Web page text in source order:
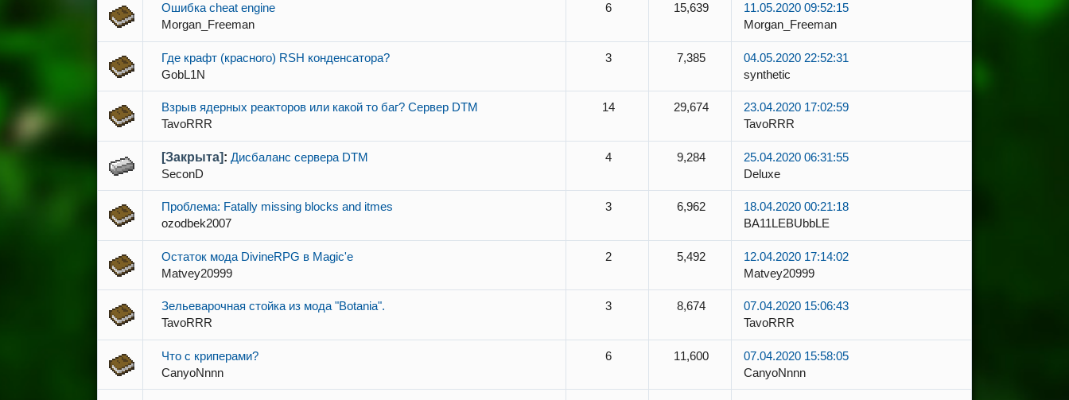
Ошибка cheat engine
Morgan_Freeman
6 15,639
11.05.2020 09:52:15
Morgan_Freeman
Где крафт (красного) RSH конденсатора?
GobL1N
3 7,385
04.05.2020 22:52:31
synthetic
Взрыв ядерных реакторов или какой то баг? Сервер DTM
TavoRRR
14 29,674
23.04.2020 17:02:59
TavoRRR
[Закрыта]: Дисбаланс сервера DTM
SeconD
4 9,284
25.04.2020 06:31:55
Deluxe
Проблема: Fatally missing blocks and itmes
ozodbek2007
3 6,962
18.04.2020 00:21:18
BA11LEBUbbLE
Остаток мода DivineRPG в Magic'е
Matvey20999
2 5,492
12.04.2020 17:14:02
Matvey20999
Зельеварочная стойка из мода "Botania".
TavoRRR
3 8,674
07.04.2020 15:06:43
TavoRRR
Что с криперами?
CanyoNnnn
6 11,600
07.04.2020 15:58:05
CanyoNnnn